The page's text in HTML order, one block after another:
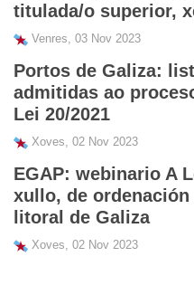
titulada/o superior,
Venres, 03 Nov 2023
Portos de Galiza:
admitidas ao
Lei 20/2021
Xoves, 02 Nov 2023
EGAP: webinario A
xullo, de
litoral de Galiza
Xoves, 02 Nov 2023